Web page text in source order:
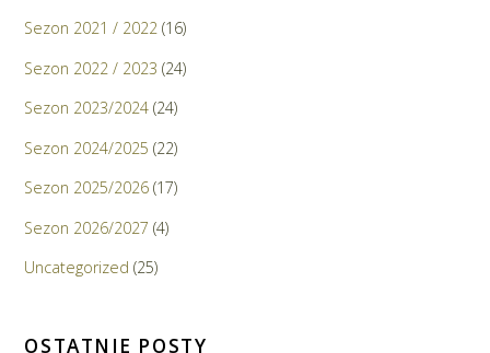
Sezon 2021 / 2022 (16)
Sezon 2022 / 2023 (24)
Sezon 2023/2024 (24)
Sezon 2024/2025 (22)
Sezon 2025/2026 (17)
Sezon 2026/2027 (4)
Uncategorized (25)
OSTATNIE POSTY